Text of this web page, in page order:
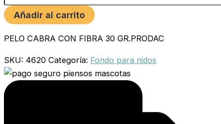
Añadir al carrito
PELO CABRA CON FIBRA 30 GR.PRODAC
SKU: 4620 Categoría: Fondo para nidos